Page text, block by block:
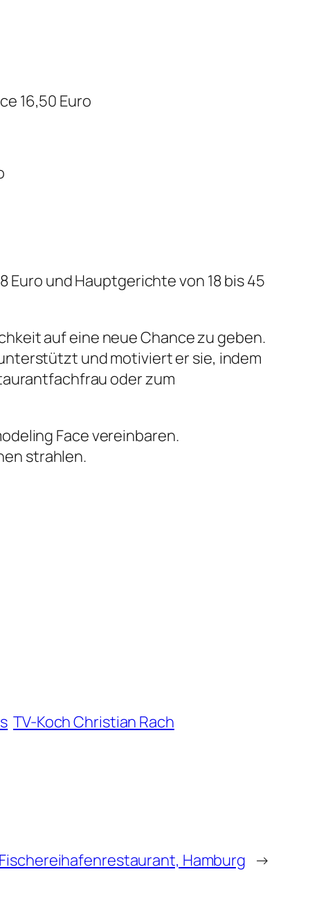
16,50 Euro
Euro und Hauptgerichte von 18 bis 45
auf eine neue Chance zu geben.
und motiviert er sie, indem
oder zum
Face vereinbaren.
strahlen.
TV-Koch Christian Rach
Hamburg →